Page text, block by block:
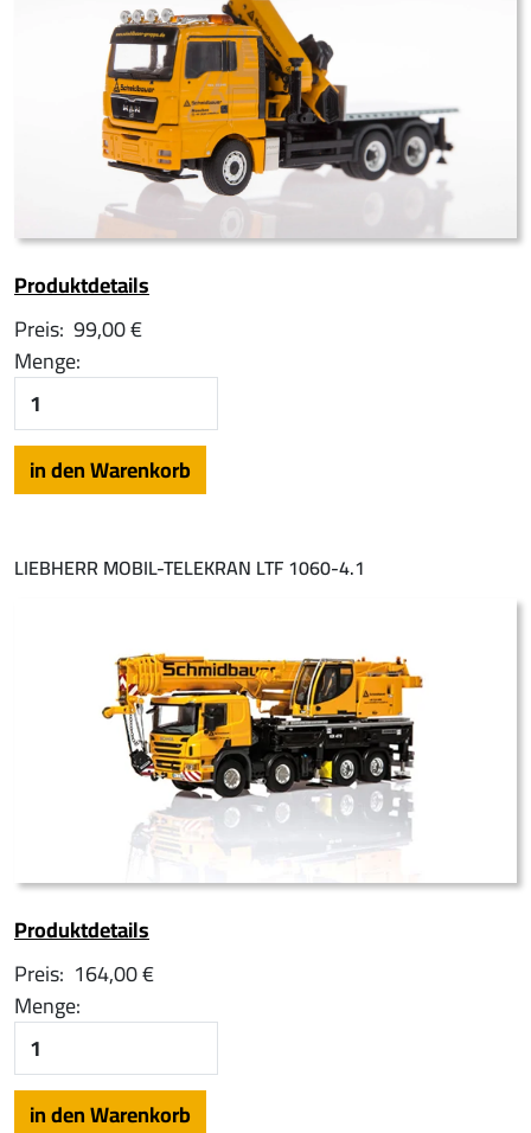
Produktdetails
Preis: 99,00 €
Menge:
LIEBHERR MOBIL-TELEKRAN LTF 1060-4.1
Produktdetails
Preis: 164,00 €
Menge: